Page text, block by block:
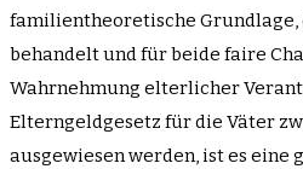
familientheoretische
behandelt und für beide faire
Wahrnehmung elterlicher
Elterngeldgesetz für die Väter
ausgewiesen werden, ist es eine